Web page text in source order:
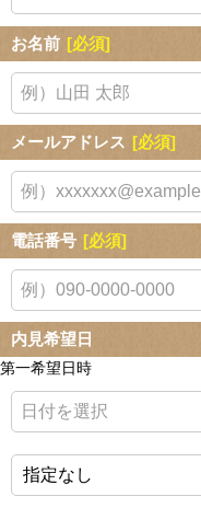
お名前 [必須]
メールアドレス [必須]
電話番号 [必須]
内見希望日
第一希望日時